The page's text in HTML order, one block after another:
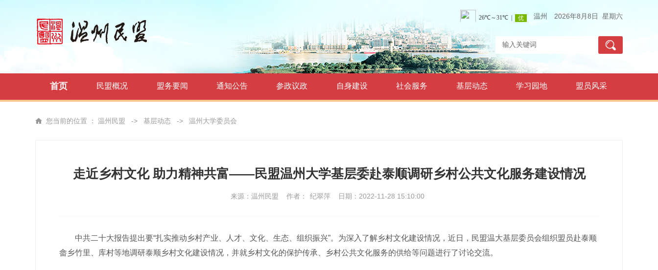
温州 2026年8月8日 星期六
首页 民盟概况 盟务要闻 通知公告 参政议政 自身建设 社会服务 基层动态 学习园地 盟员风采
您当前的位置 ： 温州民盟 -> 基层动态 -> 温州大学委员会
走近乡村文化 助力精神共富——民盟温州大学基层委赴泰顺调研乡村公共文化服务建设情况
来源：温州民盟 作者： 纪翠萍 日期：2022-11-28 15:10:00
中共二十大报告提出要“扎实推动乡村产业、人才、文化、生态、组织振兴”。为深入了解乡村文化建设情况，近日，民盟温大基层委员会组织盟员赴泰顺
畲乡竹里、库村等地调研泰顺乡村文化建设情况，并就乡村文化的保护传承、乡村公共文化服务的供给等问题进行了讨论交流。